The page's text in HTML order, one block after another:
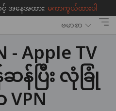
င့် အနေအထား: မကာကွယ်ထားပါ
ဗမာစာ
- Apple TV
န်ပြီး လုံခြုံ
VPN